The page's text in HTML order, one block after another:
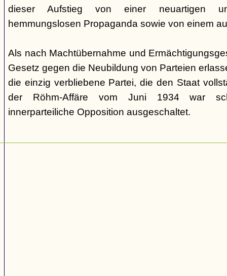
dieser Aufstieg von einer neuartigen
hemmungslosen Propaganda sowie von einem
Als nach Machtübernahme und
Gesetz gegen die Neubildung von Parteien
die einzig verbliebene Partei, die den Staat
der Röhm-Affäre vom Juni 1934 war
innerparteiliche Opposition ausgeschaltet.